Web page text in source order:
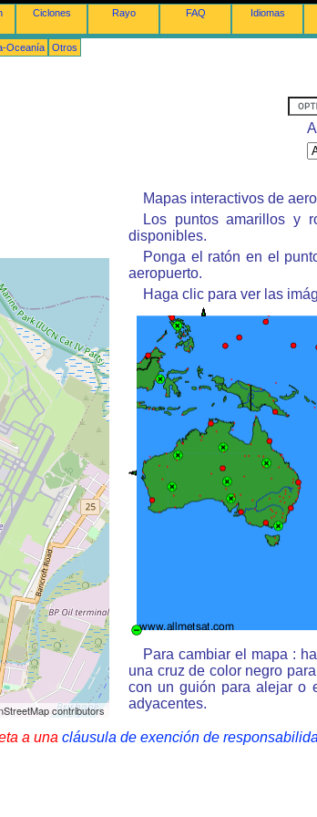
Ciclones Rayo FAQ Idiomas
Oceanía Otros
contributors
Mapas interactivos de
Los puntos amarillos y
disponibles.
Ponga el ratón en el
aeropuerto.
Haga clic para ver las
Para cambiar el mapa :
una cruz de color negro
con un guión para alejar o
adyacentes.
a una cláusula de exención de